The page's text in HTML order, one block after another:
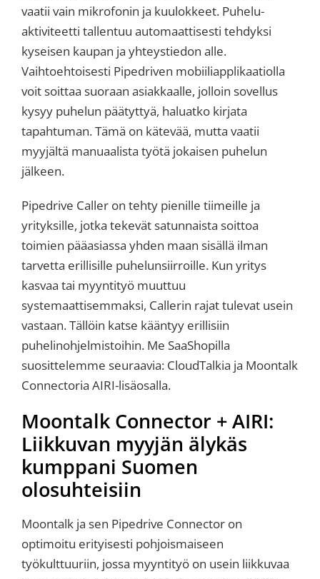
vaatii vain mikrofonin ja kuulokkeet. Puhelu-
aktiviteetti tallentuu automaattisesti tehdyksi
kyseisen kaupan ja yhteystiedon alle.
Vaihtoehtoisesti Pipedriven mobiiliapplikaatiolla
voit soittaa suoraan asiakkaalle, jolloin sovellus
kysyy puhelun päätyttyä, haluatko kirjata
tapahtuman. Tämä on kätevää, mutta vaatii
myyjältä manuaalista työtä jokaisen puhelun
jälkeen.
Pipedrive Caller on tehty pienille tiimeille ja
yrityksille, jotka tekevät satunnaista soittoa
toimien pääasiassa yhden maan sisällä ilman
tarvetta erillisille puhelunsiirroille. Kun yritys
kasvaa tai myyntityö muuttuu
systemaattisemmaksi, Callerin rajat tulevat usein
vastaan. Tällöin katse kääntyy erillisiin
puhelinohjelmistoihin. Me SaaShopilla
suosittelemme seuraavia: CloudTalkia ja Moontalk
Connectoria AIRI-lisäosalla.
Moontalk Connector + AIRI:
Liikkuvan myyjän älykäs
kumppani Suomen
olosuhteisiin
Moontalk ja sen Pipedrive Connector on
optimoitu erityisesti pohjoismaiseen
työkulttuuriin, jossa myyntityö on usein liikkuvaa